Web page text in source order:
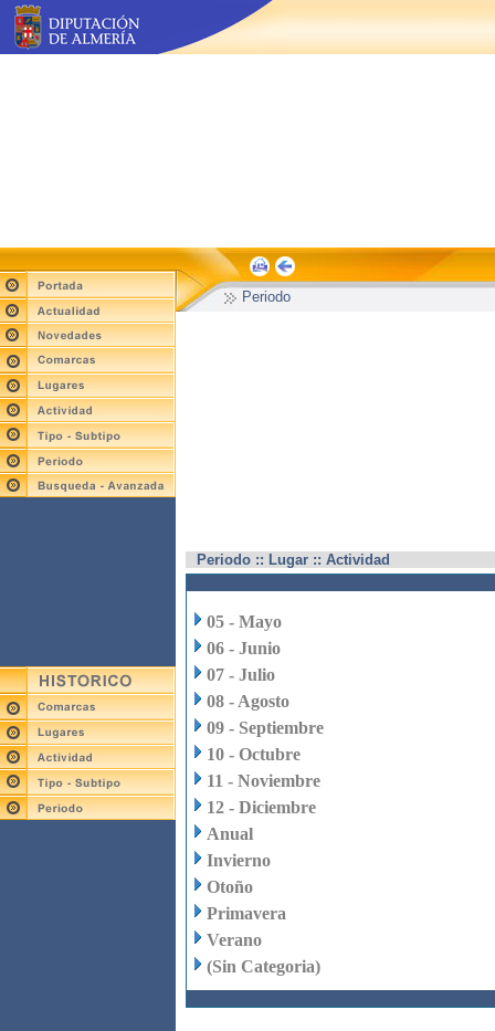
Periodo
Periodo :: Lugar :: Actividad
05 - Mayo
06 - Junio
07 - Julio
08 - Agosto
09 - Septiembre
10 - Octubre
11 - Noviembre
12 - Diciembre
Anual
Invierno
Otoño
Primavera
Verano
(Sin Categoria)